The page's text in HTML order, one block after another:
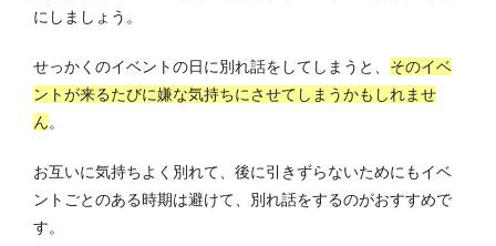
にしましょう。
せっかくのイベントの日に別れ話をしてしまうと、 そのイベ
ントが来るたびに嫌な気持ちにさせてしまうかもしれませ
ん。
お互いに気持ちよく別れて、後に引きずらないためにもイベ
ントごとのある時期は避けて、別れ話をするのがおすすめで
す。